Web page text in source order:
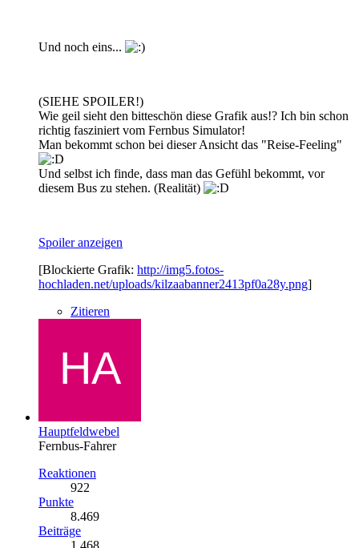
Und noch eins...
(SIEHE SPOILER!)
Wie geil sieht den bitteschön diese Grafik aus!? Ich bin schon
richtig fasziniert vom Fernbus Simulator!
Man bekommt schon bei dieser Ansicht das "Reise-Feeling"
Und selbst ich finde, dass man das Gefühl bekommt, vor
diesem Bus zu stehen. (Realität)
Spoiler anzeigen
[Blockierte Grafik: http://img5.fotos-
hochladen.net/uploads/kilzaabanner2413pf0a28y.png]
Zitieren
Hauptfeldwebel
Fernbus-Fahrer
Reaktionen
922
Punkte
8.469
Beiträge
1.468